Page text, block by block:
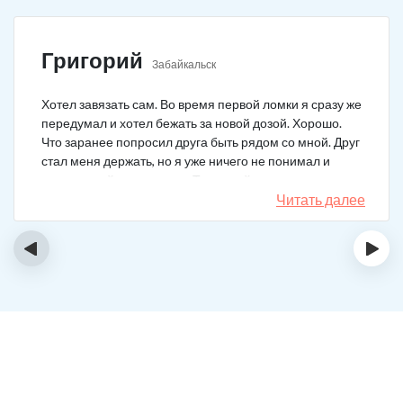
Григорий Забайкальск
Хотел завязать сам. Во время первой ломки я сразу же
передумал и хотел бежать за новой дозой. Хорошо.
Что заранее попросил друга быть рядом со мной. Друг
стал меня держать, но я уже ничего не понимал и
начал силой вырываться. Тогда мой товарищ просто
связан меня и позвонил в клинику. На дом приехал
нарколог, мне сделали какую-то капельницу, после
для прохождения курса реабилитации, так я и сделал.
Читать далее
‹ ›